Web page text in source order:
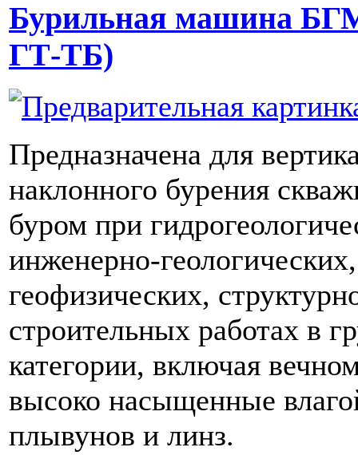
Бурильная машина
ГТ-ТБ)
Предназначена для
наклонного бурения
буром при
инженерно-геологических,
геофизических,
строительных работах в
категории, включая
высоко насыщенные
плывунов и линз.